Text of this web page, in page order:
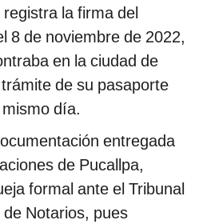
la firma del
8 de noviembre de 2022,
en la ciudad de
de su pasaporte
día.
entregada
de Pucallpa,
formal ante el Tribunal
Notarios, pues